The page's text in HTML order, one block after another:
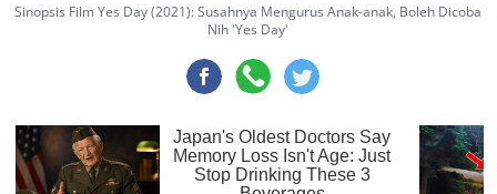
Sinopsis Film Yes Day (2021): Susahnya Mengurus Anak-anak, Boleh Dicoba
Nih 'Yes Day'